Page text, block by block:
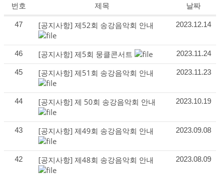
번호 제목 날짜
47 [공지사항] 제52회 송강음악회 안내 2023.12.14
46 [공지사항] 제5회 뭉클콘서트 2023.11.24
45 [공지사항] 제51회 송강음악회 안내 2023.11.23
44 [공지사항] 제 50회 송강음악회 안내 2023.10.19
43 [공지사항] 제49회 송강음악회 안내 2023.09.08
42 [공지사항] 제48회 송강음악회 안내 2023.08.09